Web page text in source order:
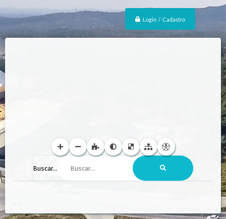
Login / Cadastro
Buscar...